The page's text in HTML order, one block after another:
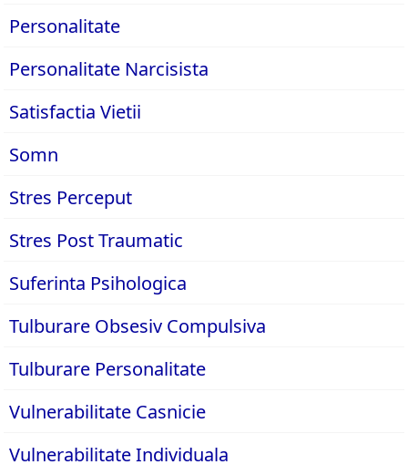
Personalitate
Personalitate Narcisista
Satisfactia Vietii
Somn
Stres Perceput
Stres Post Traumatic
Suferinta Psihologica
Tulburare Obsesiv Compulsiva
Tulburare Personalitate
Vulnerabilitate Casnicie
Vulnerabilitate Individuala